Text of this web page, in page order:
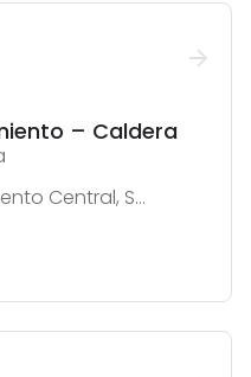
– Caldera
Paraguay, Departamento Central, San Antonio